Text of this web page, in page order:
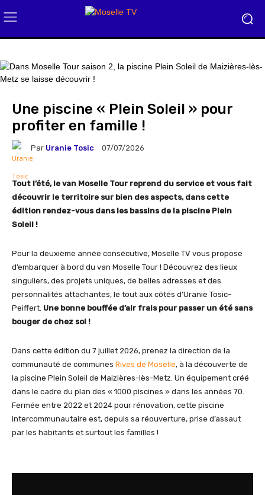
Une piscine « Plein Soleil » pour
profiter en famille !
Par Uranie Tosic 07/07/2026
Tout l’été, le van Moselle Tour reprend du service et vous fait
découvrir le territoire sur bien des aspects, dans cette
édition rendez-vous dans les bassins de la piscine Plein
Soleil !
Pour la deuxième année consécutive, Moselle TV vous propose
d’embarquer à bord du van Moselle Tour ! Découvrez des lieux
singuliers, des projets uniques, de belles adresses et des
personnalités attachantes, le tout aux côtés d’Uranie Tosic-
Peiffert. Une bonne bouffée d’air frais pour passer un été sans
bouger de chez soi !
Dans cette édition du 7 juillet 2026, prenez la direction de la
communauté de communes Rives de Moselle, à la découverte de
la piscine Plein Soleil de Maizières-lès-Metz. Un équipement créé
dans le cadre du plan des « 1000 piscines » dans les années 70.
Fermée entre 2022 et 2024 pour rénovation, cette piscine
intercommunautaire est, depuis sa réouverture, prise d’assaut
par les habitants et surtout les familles !